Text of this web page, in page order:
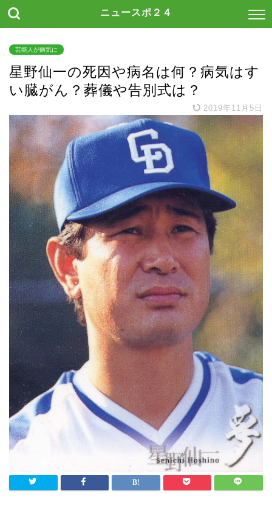
ニュースポ２４
芸能人が病気に
星野仙一の死因や病名は何？病気はす
い臓がん？葬儀や告別式は？
2019年11月5日